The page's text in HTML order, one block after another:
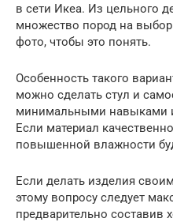
в сети Икеа. Из цельного
множество пород на
фото, чтобы это понять.
Особенность такого
можно сделать стул и
минимальными навыками
Если материал
повышенной влажности
Если делать изделия
этому вопросу следует
предварительно составив